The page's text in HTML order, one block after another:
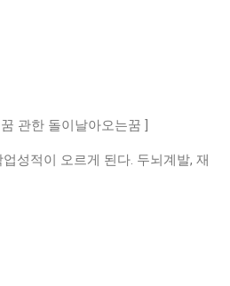
관한 돌이날아오는꿈 ]
성적이 오르게 된다. 두뇌계발, 재